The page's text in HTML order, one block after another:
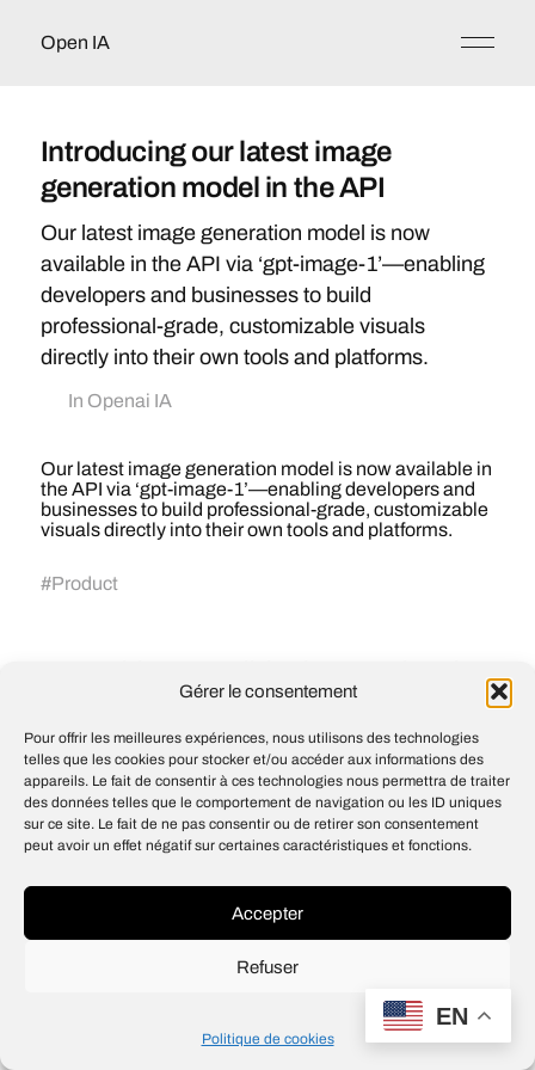
Gérer le consentement
Pour offrir les meilleures expériences, nous utilisons des technologies
telles que les cookies pour stocker et/ou accéder aux informations des
appareils. Le fait de consentir à ces technologies nous permettra de traiter
des données telles que le comportement de navigation ou les ID uniques
sur ce site. Le fait de ne pas consentir ou de retirer son consentement
peut avoir un effet négatif sur certaines caractéristiques et fonctions.
Accepter
Refuser
Politique de cookies
Open IA
Introducing our latest image
generation model in the API
Our latest image generation model is now
available in the API via ‘gpt-image-1’—enabling
developers and businesses to build
professional-grade, customizable visuals
directly into their own tools and platforms.
In Openai IA
Our latest image generation model is now available in
the API via ‘gpt-image-1’—enabling developers and
businesses to build professional-grade, customizable
visuals directly into their own tools and platforms.
#Product
New in ChatGPT for Business: April 2025
© 2026Open IA
DesignJean-Louis Maso
EN